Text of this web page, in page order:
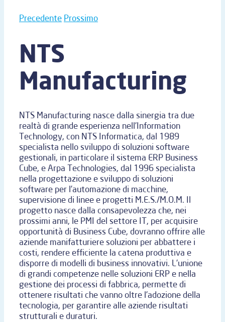
Precedente Prossimo
NTS
Manufacturing
NTS Manufacturing nasce dalla sinergia tra due
realtà di grande esperienza nell’Information
Technology, con NTS Informatica, dal 1989
specialista nello sviluppo di soluzioni software
gestionali, in particolare il sistema ERP Business
Cube, e Arpa Technologies, dal 1996 specialista
nella progettazione e sviluppo di soluzioni
software per l’automazione di macchine,
supervisione di linee e progetti M.E.S./M.O.M. Il
progetto nasce dalla consapevolezza che, nei
prossimi anni, le PMI del settore IT, per acquisire
opportunità di Business Cube, dovranno offrire alle
aziende manifatturiere soluzioni per abbattere i
costi, rendere efficiente la catena produttiva e
disporre di modelli di business innovativi. L’unione
di grandi competenze nelle soluzioni ERP e nella
gestione dei processi di fabbrica, permette di
ottenere risultati che vanno oltre l’adozione della
tecnologia, per garantire alle aziende risultati
strutturali e duraturi.